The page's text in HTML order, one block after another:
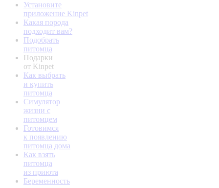
Установите
приложение Kinpet
Какая порода
подходит вам?
Подобрать
питомца
Подарки
от Kinpet
Как выбрать
и купить
питомца
Симулятор
жизни с
питомцем
Готовимся
к появлению
питомца дома
Как взять
питомца
из приюта
Беременность